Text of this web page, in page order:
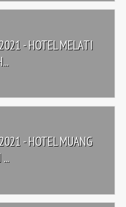
- HOTEL MELATI
- HOTEL MUANG